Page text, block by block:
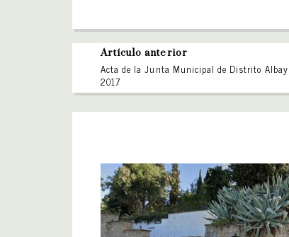
Artículo anterior
Acta de la Junta Municipal de Distrito
2017